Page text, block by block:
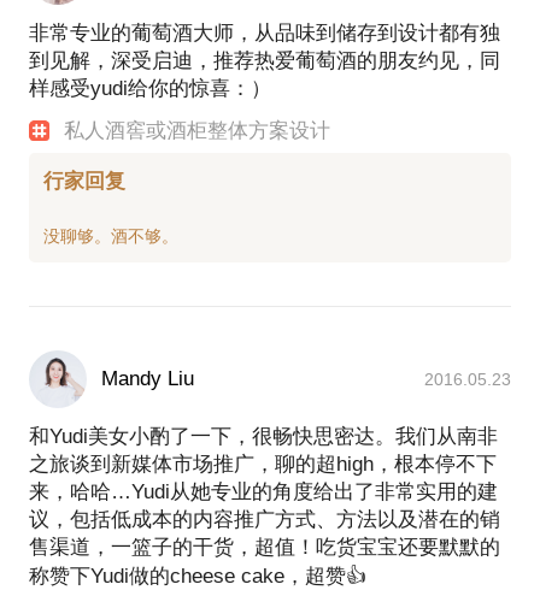
非常专业的葡萄酒大师，从品味到储存到设计都有独
到见解，深受启迪，推荐热爱葡萄酒的朋友约见，同
样感受yudi给你的惊喜：）
私人酒窖或酒柜整体方案设计
行家回复
Mandy Liu 2016.05.23
和Yudi美女小酌了一下，很畅快思密达。我们从南非
之旅谈到新媒体市场推广，聊的超high，根本停不下
来，哈哈…Yudi从她专业的角度给出了非常实用的建
议，包括低成本的内容推广方式、方法以及潜在的销
售渠道，一篮子的干货，超值！吃货宝宝还要默默的
称赞下Yudi做的cheese cake，超赞👍